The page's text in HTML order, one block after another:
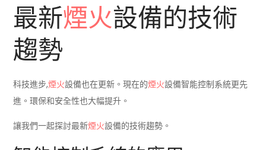
最新煙火設備的技術
趨勢
科技進步,煙火設備也在更新。現在的煙火設備智能控制系統更先
進。環保和安全性也大幅提升。
讓我們一起探討最新煙火設備的技術趨勢。